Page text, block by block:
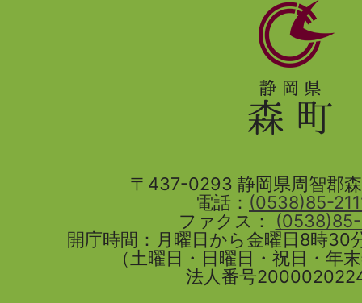
静
岡
県
森
町
〒437-0293 静岡県周智郡
電話： (0538)85-
ファクス：
開庁時間：月曜日から金曜日8時30
（土曜日・日曜日・祝日・年
法人番号